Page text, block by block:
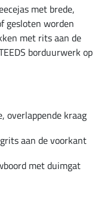
met brede,
gesloten worden
met rits aan de
borduurwerk op
overlappende kraag
aan de voorkant
met duimgat